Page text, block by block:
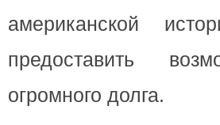
американской
предоставить
огромного долга.